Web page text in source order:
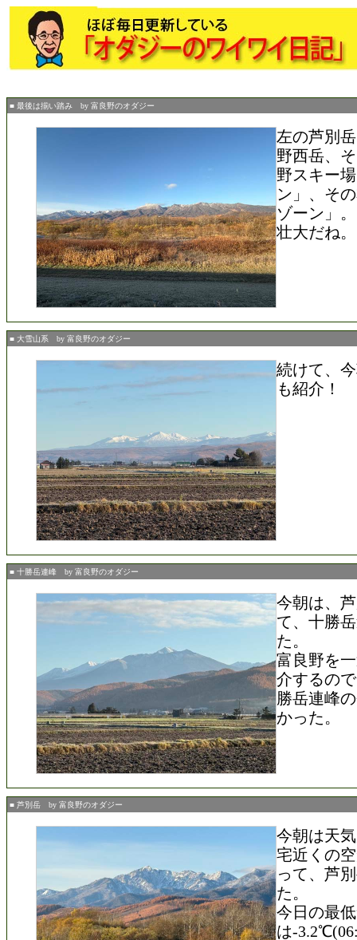
■ 最後は揃い踏み by 富良野のオダジー
左の芦別
野西岳、
野スキー
ン」、そ
ゾーン」。
壮大だね。
■ 大雪山系 by 富良野のオダジー
続けて、
も紹介！
■ 十勝岳連峰 by 富良野のオダジー
今朝は、
て、十勝
た。
富良野を
介するの
勝岳連峰
かった。
■ 芦別岳 by 富良野のオダジー
今朝は天
宅近くの
って、芦
た。
今日の最
は-